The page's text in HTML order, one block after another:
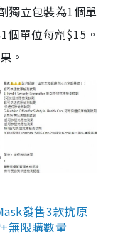
獨立包裝為1個單
單位每劑$15。
。
發售3款抗原
無限購數量